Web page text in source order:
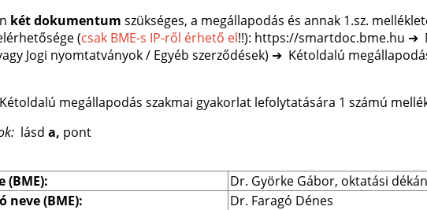
két dokumentum szükséges, a megállapodás és annak 1.sz.
(csak BME-s IP-ről érhető el!!): https://smartdoc.bme.hu ➔
Jogi nyomtatványok / Egyéb szerződések) ➔ Kétoldalú
szakmai gyakorlat lefolytatására 1 számú
lásda, pont
(BME):
Dr. Györke Gábor, oktatási
neve (BME):
Dr. Faragó Dénes